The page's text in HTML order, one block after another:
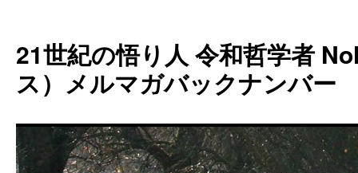
テ
ン
ツ
へ
キ
ッ
プ
21世紀の悟り人 令和哲学者
ス）メルマガバックナンバー